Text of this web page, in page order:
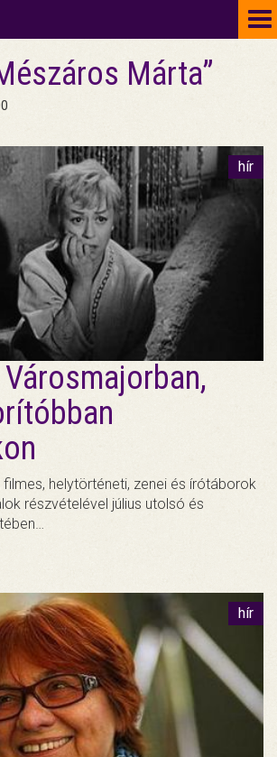
Márta”
hír
filmes, helytörténeti, zenei és írótáborok
részvételével július utolsó és
hír